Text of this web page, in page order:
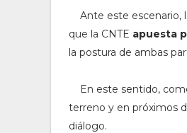
Ante este escenario,
que la CNTE apuesta
la postura de ambas
En este sentido,
terreno y en próximos
diálogo.